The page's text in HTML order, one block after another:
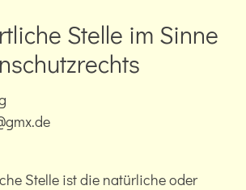
Stelle im Sinne
Stelle ist die natürliche oder